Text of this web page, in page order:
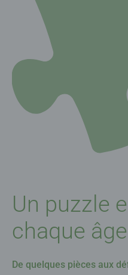
Un puzzle
chaque âge
De quelques pièces aux